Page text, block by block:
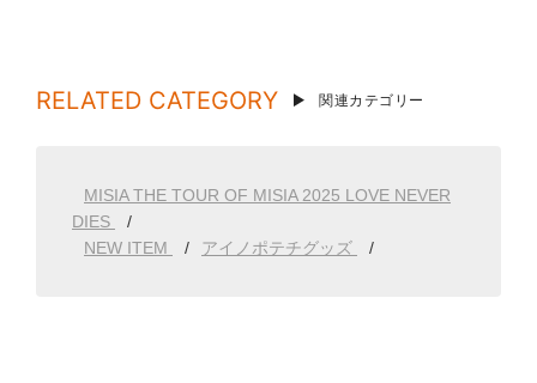
RELATED CATEGORY 関連カテゴリー
MISIA THE TOUR OF MISIA 2025 LOVE NEVER
DIES
NEW ITEM
アイノポテチグッズ